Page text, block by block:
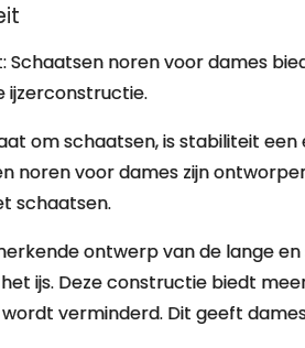
Schaatsen noren voor dames
ijzerconstructie.
om schaatsen, is stabiliteit
noren voor dames zijn
schaatsen.
ontwerp van de lange
ijs. Deze constructie biedt
verminderd. Dit geeft